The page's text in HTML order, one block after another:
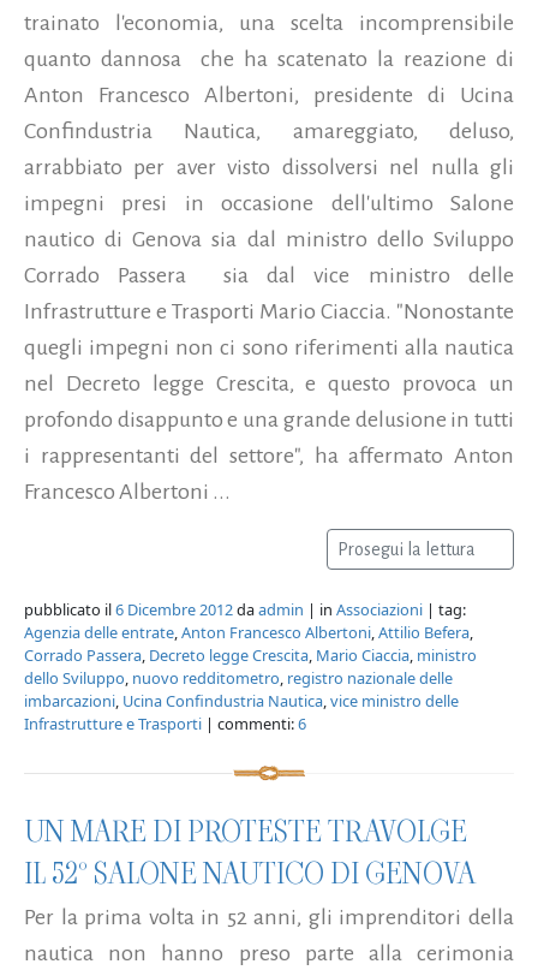
trainato l'economia, una scelta incomprensibile
quanto dannosa che ha scatenato la reazione di
Anton Francesco Albertoni, presidente di Ucina
Confindustria Nautica, amareggiato, deluso,
arrabbiato per aver visto dissolversi nel nulla gli
impegni presi in occasione dell'ultimo Salone
nautico di Genova sia dal ministro dello Sviluppo
Corrado Passera sia dal vice ministro delle
Infrastrutture e Trasporti Mario Ciaccia. "Nonostante
quegli impegni non ci sono riferimenti alla nautica
nel Decreto legge Crescita, e questo provoca un
profondo disappunto e una grande delusione in tutti
i rappresentanti del settore", ha affermato Anton
Francesco Albertoni ...
Prosegui la lettura
pubblicato il6 Dicembre 2012daadmin | in Associazioni | tag:
Agenzia delle entrate,Anton Francesco Albertoni,Attilio Befera,
Corrado Passera, Decreto legge Crescita, Mario Ciaccia, ministro
dello Sviluppo, nuovo redditometro, registro nazionale delle
imbarcazioni, Ucina Confindustria Nautica,vice ministro delle
Infrastrutture e Trasporti | commenti:6
UN MARE DI PROTESTE TRAVOLGE
IL 52° SALONE NAUTICO DI GENOVA
Per la prima volta in 52 anni, gli imprenditori della
nautica non hanno preso parte alla cerimonia